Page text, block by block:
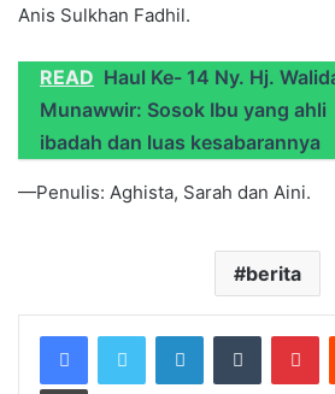
Anis Sulkhan Fadhil.
READ Haul Ke- 14 Ny. Hj.
Munawwir: Sosok Ibu yang ahli
ibadah dan luas kesabarannya
—Penulis: Aghista, Sarah dan Aini.
berita